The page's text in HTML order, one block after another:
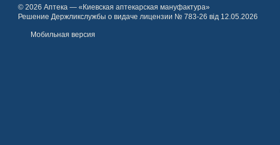
© 2026 Аптека — «Киевская аптекарская мануфактура»
Решение Держликслужбы о видаче лицензии № 783-26 від 12.05.2026
Мобильная версия